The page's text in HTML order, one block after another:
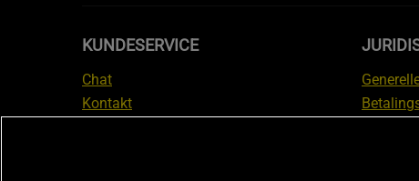
KUNDESERVICE
Chat
Kontakt